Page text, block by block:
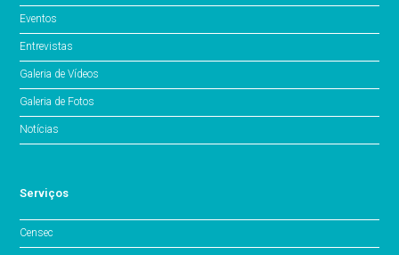
Eventos
Entrevistas
Galeria de Vídeos
Galeria de Fotos
Notícias
Serviços
Censec